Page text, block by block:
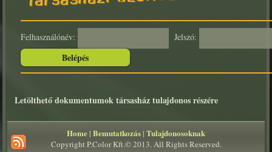
Felhasználónév: Jelszó:
Letölthető dokumentumok társasház tulajdonos részére
Home | Bemutatkozás | Tulajdonosoknak
Copyright P.Color Kft.© 2013. All Rights Reserved.